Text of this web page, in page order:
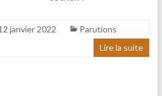
janvier 2022
Parutions
Lire la suite